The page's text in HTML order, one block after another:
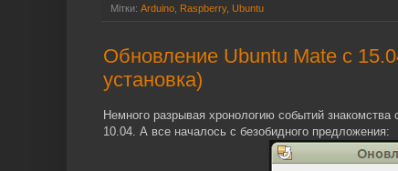
Мітки: Arduino, Raspberry, Ubuntu
Обновление Ubuntu Mate с
установка)
Немного разрывая хронологию событий
10.04. А все началось с безобидного предложения: